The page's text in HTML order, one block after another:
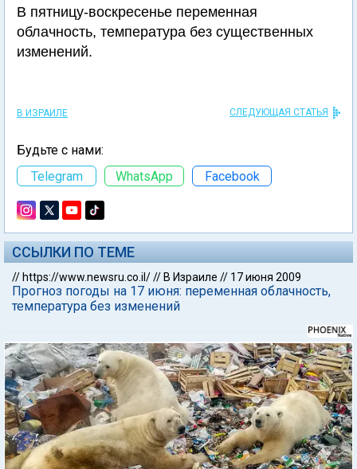
В пятницу-воскресенье переменная
облачность, температура без существенных
изменений.
В ИЗРАИЛЕ СЛЕДУЮЩАЯ СТАТЬЯ
Будьте с нами:
Telegram
WhatsApp Facebook
ССЫЛКИ ПО ТЕМЕ
// https://www.newsru.co.il/// В Израиле // 17 июня 2009
Прогноз погоды на 17 июня: переменная облачность,
температура без изменений